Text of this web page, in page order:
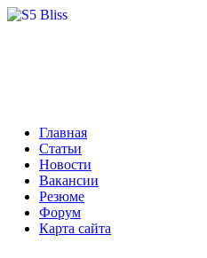
Главная
Статьи
Новости
Вакансии
Резюме
Форум
Карта сайта